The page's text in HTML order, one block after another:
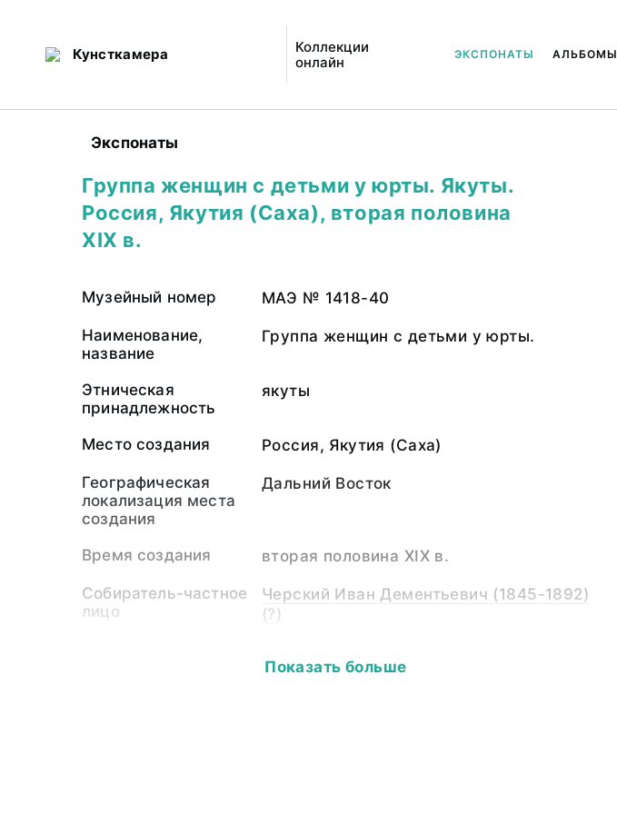
Кунсткамера
Коллекции
онлайн
ЭКСПОНАТЫ АЛЬБОМЫ
Экспонаты
Группа женщин с детьми у юрты. Якуты.
Россия, Якутия (Саха), вторая половина
XIX в.
Музейный номер МАЭ № 1418-40
Наименование,
название
Группа женщин с детьми у юрты.
Этническая
принадлежность
якуты
Место создания Россия, Якутия (Саха)
Географическая
локализация места
создания
Дальний Восток
Время создания вторая половина XIX в.
Собиратель-частное
лицо
Черский Иван Дементьевич (1845-1892)
(?)
подложка
Показать больше